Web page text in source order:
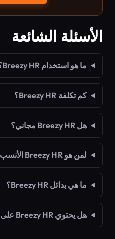
الأسئلة الشائعة
ما هو استخدام Breezy HR؟
كم تكلفة Breezy HR؟
هل Breezy HR مجاني؟
لمن هو Breezy HR الأنسب؟
ما هي بدائل Breezy HR؟
هل يحتوي Breezy HR على ميزات ذكاء اصطناعي؟